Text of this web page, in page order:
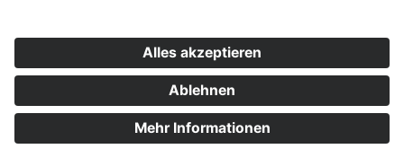
Bei LinkedIn folgen